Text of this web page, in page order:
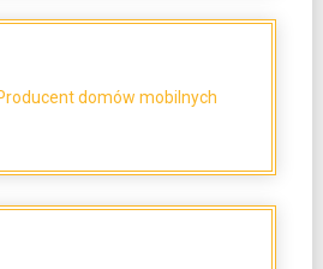
domów mobilnych